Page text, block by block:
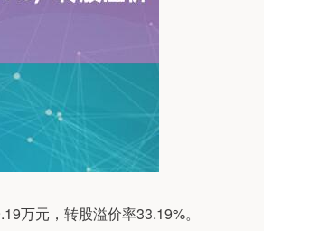
万元，转股溢价率33.19%。